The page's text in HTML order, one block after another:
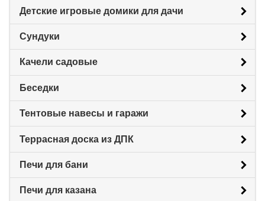
Детские игровые домики для дачи
Сундуки
Качели садовые
Беседки
Тентовые навесы и гаражи
Террасная доска из ДПК
Печи для бани
Печи для казана